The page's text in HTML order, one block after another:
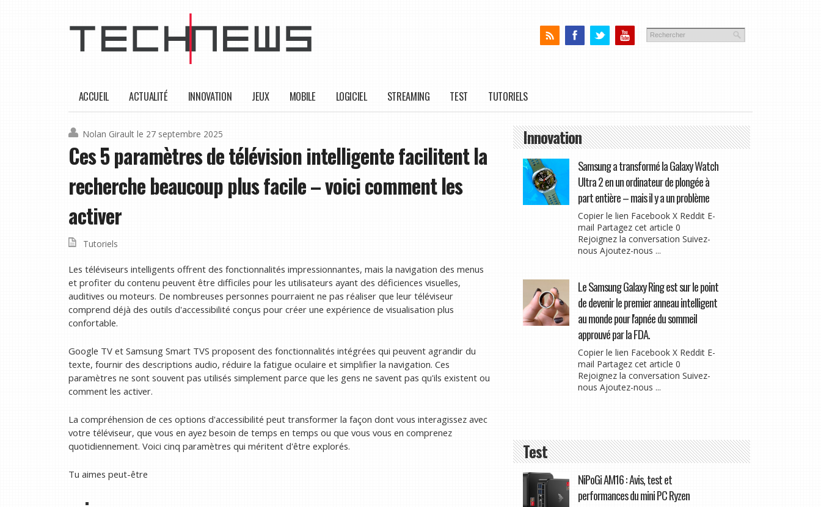
ACCUEIL ACTUALITÉ INNOVATION JEUX MOBILE LOGICIEL STREAMING TEST TUTORIELS
Nolan Girault le 27 septembre 2025
Ces 5 paramètres de télévision intelligente facilitent la
recherche beaucoup plus facile – voici comment les
activer
Tutoriels
Les téléviseurs intelligents offrent des fonctionnalités impressionnantes, mais la navigation des menus
et profiter du contenu peuvent être difficiles pour les utilisateurs ayant des déficiences visuelles,
auditives ou moteurs. De nombreuses personnes pourraient ne pas réaliser que leur téléviseur
comprend déjà des outils d'accessibilité conçus pour créer une expérience de visualisation plus
confortable.
Google TV et Samsung Smart TVS proposent des fonctionnalités intégrées qui peuvent agrandir du
texte, fournir des descriptions audio, réduire la fatigue oculaire et simplifier la navigation. Ces
paramètres ne sont souvent pas utilisés simplement parce que les gens ne savent pas qu'ils existent ou
comment les activer.
La compréhension de ces options d'accessibilité peut transformer la façon dont vous interagissez avec
votre téléviseur, que vous en ayez besoin de temps en temps ou que vous vous en comprenez
quotidiennement. Voici cinq paramètres qui méritent d'être explorés.
Tu aimes peut-être
Innovation
Samsung a transformé la Galaxy Watch
Ultra 2 en un ordinateur de plongée à
part entière – mais il y a un problème
Copier le lien Facebook X Reddit E-
mail Partagez cet article 0
Rejoignez la conversation Suivez-
nous Ajoutez-nous ...
Le Samsung Galaxy Ring est sur le point
de devenir le premier anneau intelligent
au monde pour l'apnée du sommeil
approuvé par la FDA.
Copier le lien Facebook X Reddit E-
mail Partagez cet article 0
Rejoignez la conversation Suivez-
nous Ajoutez-nous ...
Test
NiPoGi AM16 : Avis, test et
performances du mini PC Ryzen